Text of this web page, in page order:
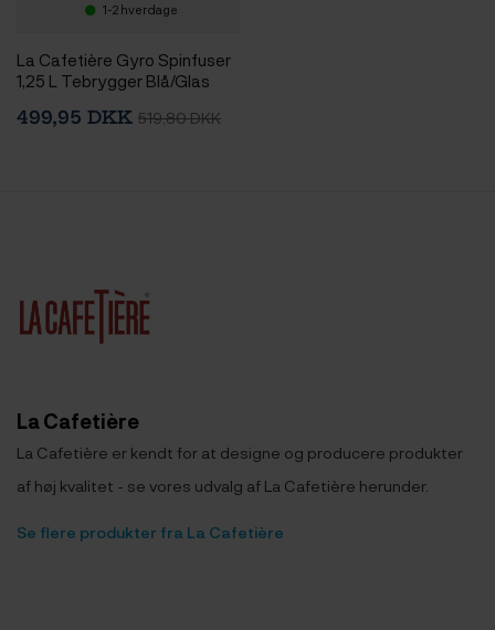
1-2 hverdage
La Cafetière Gyro Spinfuser
1,25 L Tebrygger Blå/Glas
Pyramidetebreve 3 x 12 stk
499,95 DKK 519,80 DKK
La Cafetière
La Cafetière er kendt for at designe og producere produkter
af høj kvalitet - se vores udvalg af La Cafetière herunder.
Se flere produkter fra La Cafetière